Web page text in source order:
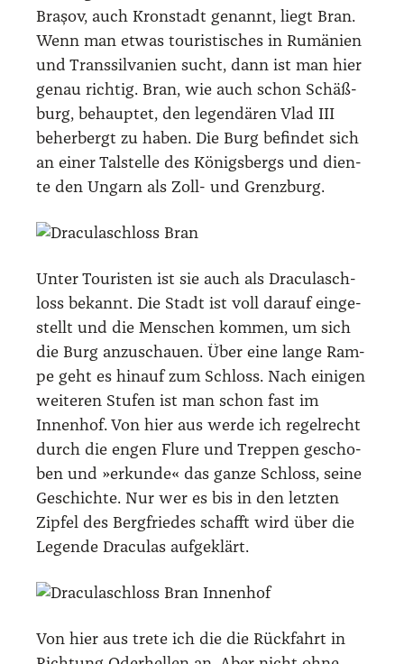
Brașov, auch Kron­stadt genannt, liegt Bran.
Wenn man etwas tou­ris­ti­sches in Rumä­ni­en
und Trans­sil­va­ni­en sucht, dann ist man hier
genau rich­tig. Bran, wie auch schon Schäß­
burg, behaup­tet, den legen­dä­ren Vlad III
beher­bergt zu haben. Die Burg befin­det sich
an einer Tal­stel­le des Königs­bergs und dien­
te den Ungarn als Zoll- und Grenz­burg.
Unter Tou­ris­ten ist sie auch als Dra­cu­lasch­
loss bekannt. Die Stadt ist voll dar­auf ein­ge­
stellt und die Men­schen kom­men, um sich
die Burg anzu­schau­en. Über eine lan­ge Ram­
pe geht es hin­auf zum Schloss. Nach eini­gen
wei­te­ren Stu­fen ist man schon fast im
Innen­hof. Von hier aus wer­de ich regel­recht
durch die engen Flu­re und Trep­pen gescho­
ben und »erkun­de« das gan­ze Schloss, sei­ne
Geschich­te. Nur wer es bis in den letz­ten
Zip­fel des Berg­frie­des schafft wird über die
Legen­de Dra­cu­las auf­ge­klärt.
Von hier aus tre­te ich die die Rück­fahrt in